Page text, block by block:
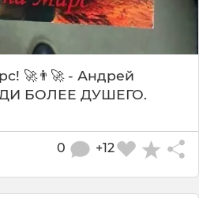
🚀👨‍🚀 - Андрей
БОЛЕЕ ДУШЕГО.
+12
0